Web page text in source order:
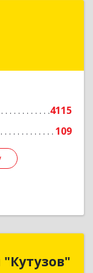
4115
109
ул, дом № 58